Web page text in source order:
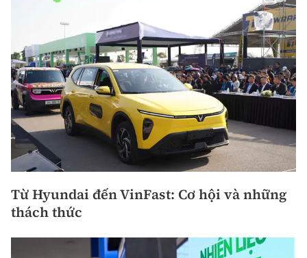
Từ Hyundai đến VinFast: Cơ hội và những
thách thức